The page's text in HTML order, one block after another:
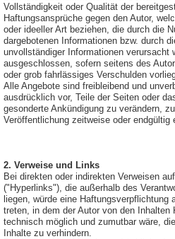
Vollständigkeit oder Qualität der
Haftungsansprüche gegen den Autor,
oder ideeller Art beziehen, die durch die
dargebotenen Informationen bzw. durch
unvollständiger Informationen verursacht
ausgeschlossen, sofern seitens des
oder grob fahrlässiges Verschulden
Alle Angebote sind freibleibend und
ausdrücklich vor, Teile der Seiten oder
gesonderte Ankündigung zu verändern,
Veröffentlichung zeitweise oder endgültig
2. Verweise und Links
Bei direkten oder indirekten Verweisen
("Hyperlinks"), die außerhalb des
liegen, würde eine
treten, in dem der Autor von den Inhalten
technisch möglich und zumutbar wäre,
Inhalte zu verhindern.